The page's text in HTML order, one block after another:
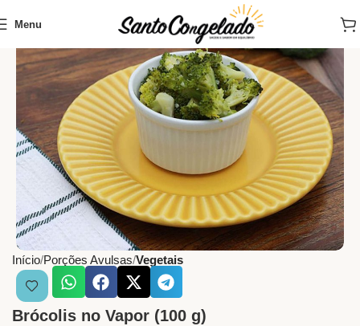
Menu
Início Porções Avulsas Vegetais
Brócolis no Vapor (100 g)